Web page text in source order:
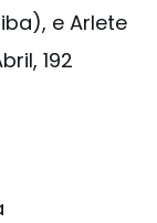
e Arlete
192